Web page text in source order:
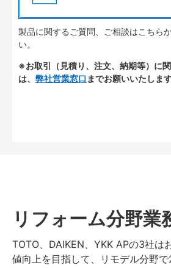
製品に関するご質問、ご相談はこちら
い。
※お取引（見積り、注文、納期等）に
は、 弊社営業窓口 までお願いいたします
リフォーム分野業
TOTO、DAIKEN、YKK APの3社は
値向上を目指して、リモデル分野